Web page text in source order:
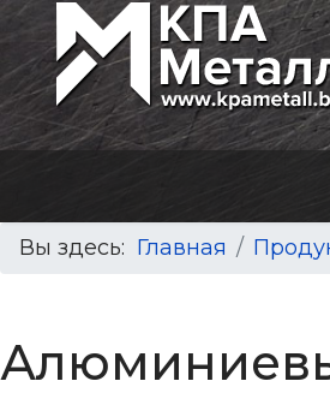
Вы здесь: Главная